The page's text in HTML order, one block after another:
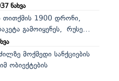
ნახვა
თითქმის 1900 დრონი,
გამოიყენეს, რუსე...
მოქმედი სანქციების
ობიექტების